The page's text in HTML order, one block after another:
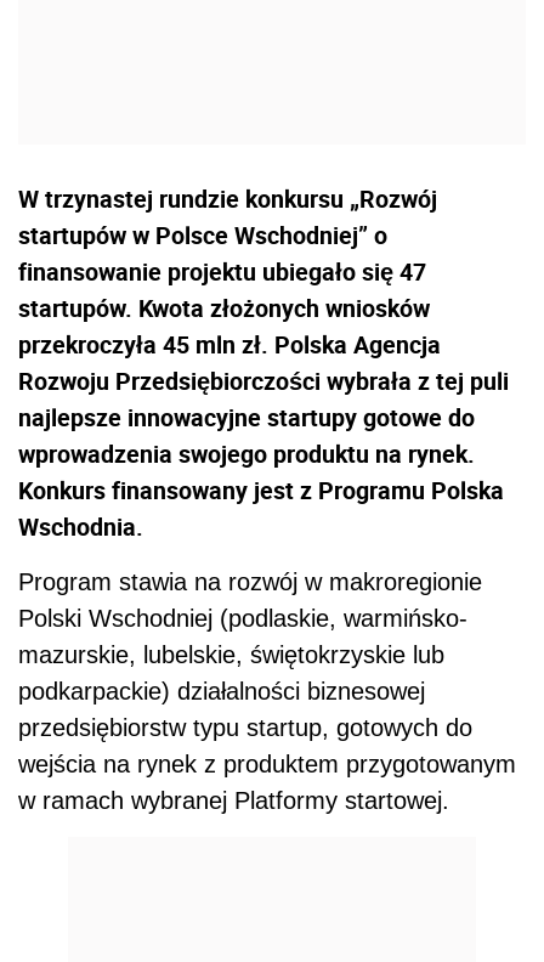
W trzynastej rundzie konkursu „Rozwój
startupów w Polsce Wschodniej” o
finansowanie projektu ubiegało się 47
startupów. Kwota złożonych wniosków
przekroczyła 45 mln zł. Polska Agencja
Rozwoju Przedsiębiorczości wybrała z tej puli
najlepsze innowacyjne startupy gotowe do
wprowadzenia swojego produktu na rynek.
Konkurs finansowany jest z Programu Polska
Wschodnia.
Program stawia na rozwój w makroregionie
Polski Wschodniej (podlaskie, warmińsko-
mazurskie, lubelskie, świętokrzyskie lub
podkarpackie) działalności biznesowej
przedsiębiorstw typu startup, gotowych do
wejścia na rynek z produktem przygotowanym
w ramach wybranej Platformy startowej.